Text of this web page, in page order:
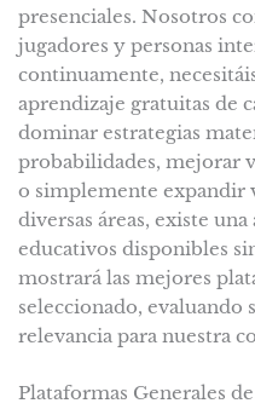
presenciales. Nosotros
jugadores y personas
continuamente,
aprendizaje gratuitas de
dominar estrategias
probabilidades, mejorar
o simplemente expandir
diversas áreas, existe
educativos disponibles
mostrará las mejores
seleccionado, evaluando
relevancia para nuestra
Plataformas Generales